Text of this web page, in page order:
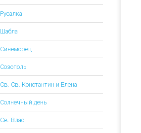
Русалка
Шабла
Синеморец
Созополь
Св. Св. Константин и Елена
Солнечный день
Св. Влас